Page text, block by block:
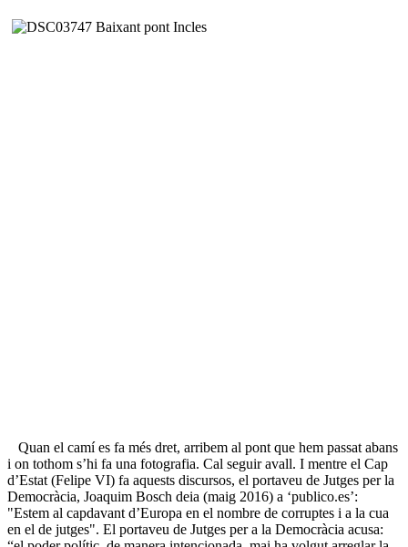
Quan el camí es fa més dret, arribem al pont que hem passat abans
i on tothom s’hi fa una fotografia. Cal seguir avall. I mentre el Cap
d’Estat (Felipe VI) fa aquests discursos, el portaveu de Jutges per la
Democràcia, Joaquim Bosch deia (maig 2016) a ‘publico.es’:
"Estem al capdavant d’Europa en el nombre de corruptes i a la cua
en el de jutges". El portaveu de Jutges per a la Democràcia acusa: